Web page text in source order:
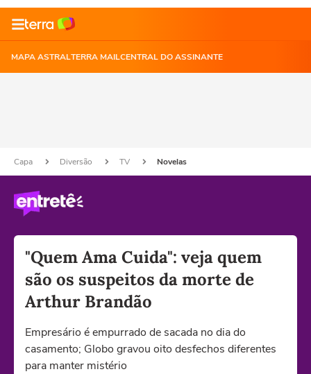
MAPA ASTRALTERRA MAILCENTRAL DO ASSINANTE
Capa Diversão TV Novelas
"Quem Ama Cuida": veja quem
são os suspeitos da morte de
Arthur Brandão
Empresário é empurrado de sacada no dia do
casamento; Globo gravou oito desfechos diferentes
para manter mistério